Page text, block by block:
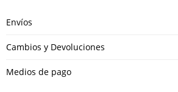
Envíos
Cambios y Devoluciones
Medios de pago